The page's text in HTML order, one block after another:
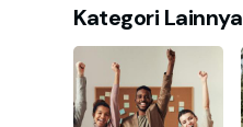
Kategori Lainnya